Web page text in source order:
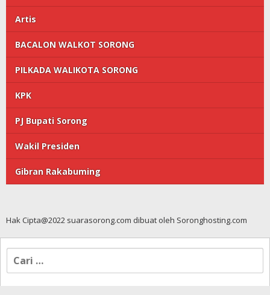
Artis
BACALON WALKOT SORONG
PILKADA WALIKOTA SORONG
KPK
PJ Bupati Sorong
Wakil Presiden
Gibran Rakabuming
Hak Cipta@2022 suarasorong.com dibuat oleh Soronghosting.com
Cari
untuk: